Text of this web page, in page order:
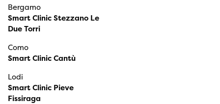
Bergamo
Smart Clinic Stezzano Le
Due Torri
Como
Smart Clinic Cantù
Lodi
Smart Clinic Pieve
Fissiraga